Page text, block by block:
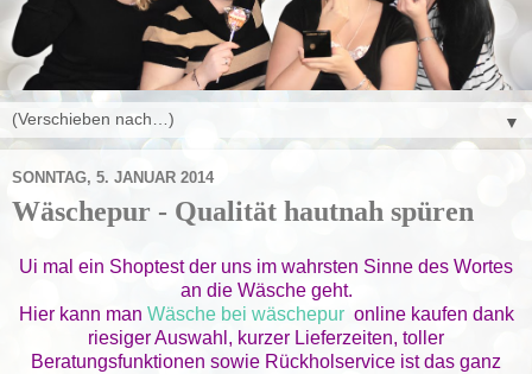
▼
SONNTAG, 5. JANUAR 2014
Wäschepur - Qualität hautnah spüren
Ui mal ein Shoptest der uns im wahrsten Sinne des Wortes
an die Wäsche geht.
Hier kann man Wäsche bei wäschepur online kaufen dank
riesiger Auswahl, kurzer Lieferzeiten, toller
Beratungsfunktionen sowie Rückholservice ist das ganz